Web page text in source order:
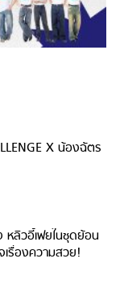
X น้องฉัตร
ลิวอี้เฟยในชุดย้อน
เรื่องความสวย!